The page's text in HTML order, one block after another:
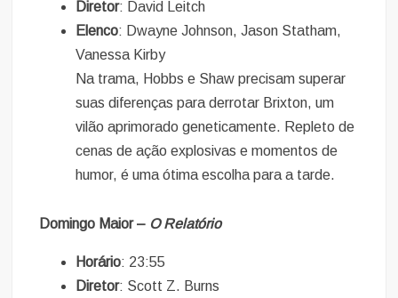
Diretor: David Leitch
Elenco: Dwayne Johnson, Jason Statham,
Vanessa Kirby
Na trama, Hobbs e Shaw precisam superar
suas diferenças para derrotar Brixton, um
vilão aprimorado geneticamente. Repleto de
cenas de ação explosivas e momentos de
humor, é uma ótima escolha para a tarde.
Domingo Maior – O Relatório
Horário: 23:55
Diretor: Scott Z. Burns